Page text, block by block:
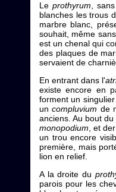
Leprothyrum ,
blanches les trous
marbre blanc,
souhait, même
est un chenal qui
des plaques de
servaient de
En entrant dans l'
existe encore en
forment un
uncompluvium de
anciens. Au bout
monopodium , et
un trou encore
première, mais
lion en relief.
A la droite du
parois pour les